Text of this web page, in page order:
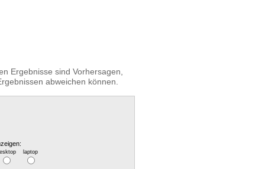
Ergebnisse sind Vorhersagen,
abweichen können.
laptop